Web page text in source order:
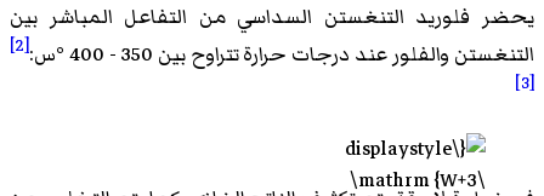
يحضر فلوريد التنغستن السداسي من التفاعل المباشر بين
التنغستن والفلور عند درجات حرارة تتراوح بين 350 - 400 °س:
[2]
[3]